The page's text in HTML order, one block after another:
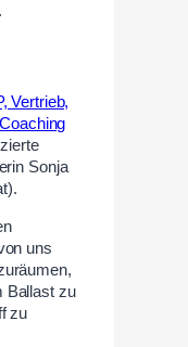
.
Sonja
uns
Ballast zu
zu